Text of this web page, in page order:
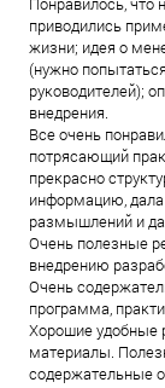
приводились
жизни; идея о
(нужно
руководителей);
внедрения.
Все очень
потрясающий
прекрасно
информацию,
размышлений и
Очень полезные
внедрению
Очень
программа,
Хорошие удобные
материалы.
содержательные